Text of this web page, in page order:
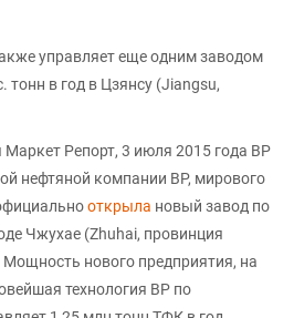
управляет еще одним заводом
в год в Цзянсу (Jiangsu,
Репорт, 3 июля 2015 года BP
нефтяной компании BP, мирового
открыла новый завод по
Чжухае (Zhuhai, провинция
нового предприятия, на
технология BP по